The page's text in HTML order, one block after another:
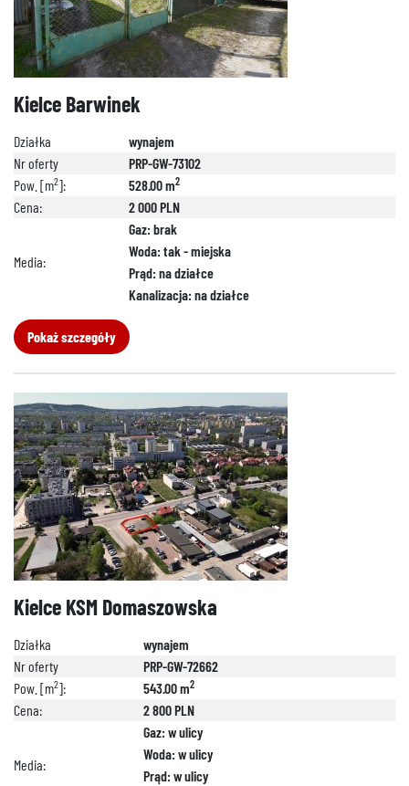
Kielce Barwinek
Działka
wynajem
Nr oferty
PRP-GW-73102
Pow. [m2]: 528.00 m2
Cena: 2 000 PLN
Media:
Gaz: brak
Woda: tak - miejska
Prąd: na działce
Kanalizacja: na działce
Pokaż szczegóły
Kielce KSM Domaszowska
Działka
wynajem
Nr oferty
PRP-GW-72662
Pow. [m2]: 543.00 m2
Cena: 2 800 PLN
Media:
Gaz: w ulicy
Woda: w ulicy
Prąd: w ulicy